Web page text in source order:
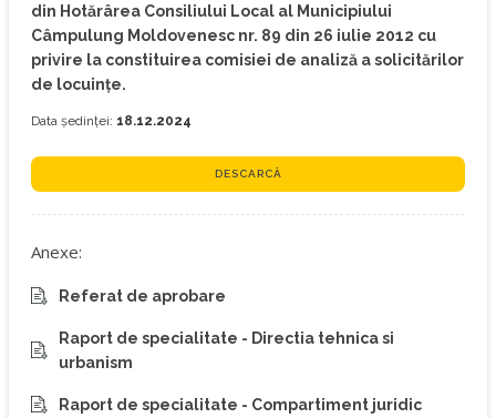
din Hotărârea Consiliului Local al Municipiului
Câmpulung Moldovenesc nr. 89 din 26 iulie 2012 cu
privire la constituirea comisiei de analiză a solicitărilor
de locuinţe.
Data ședinței: 18.12.2024
DESCARCĂ
Anexe:
Referat de aprobare
Raport de specialitate - Directia tehnica si
urbanism
Raport de specialitate - Compartiment juridic